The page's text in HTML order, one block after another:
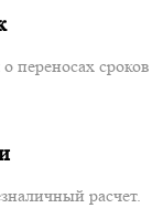
переносах сроков
расчет.